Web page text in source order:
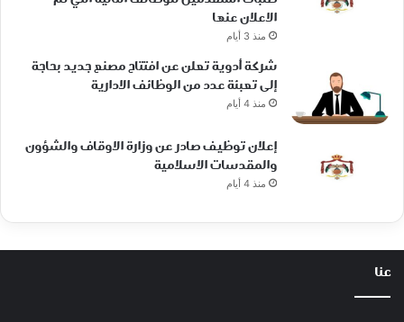
الاعلان عنها
منذ 3 أيام
شركة أدوية تعلن عن افتتاح مصنع جديد بحاجة
إلى تعبئة عدد من الوظائف الادارية
منذ 4 أيام
إعلان توظيف صادر عن وزارة الاوقاف والشؤون
والمقدسات الاسلامية
منذ 4 أيام
عنا